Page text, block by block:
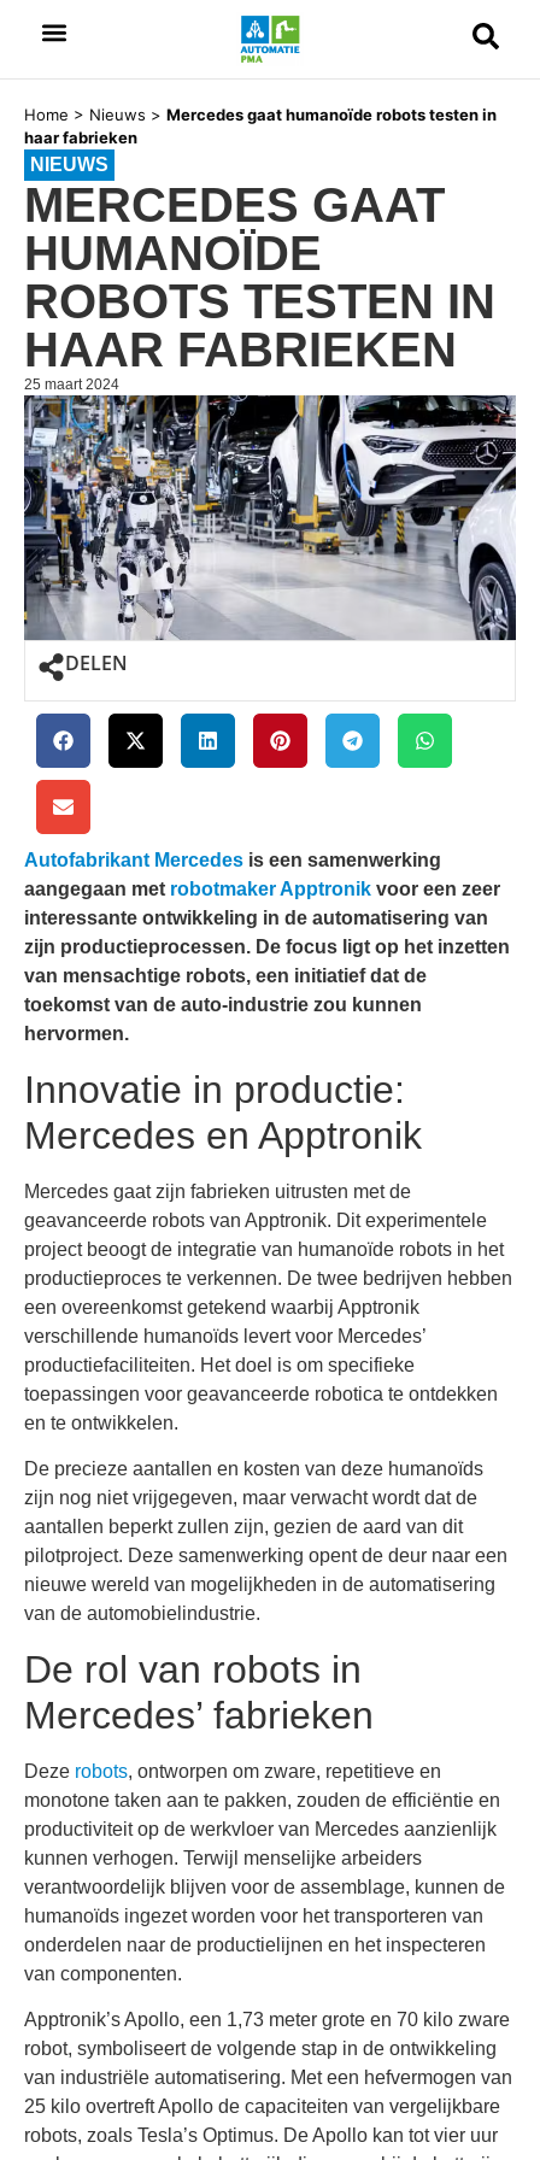
Home > Nieuws > Mercedes gaat humanoïde robots testen in
haar fabrieken
NIEUWS
MERCEDES GAAT
HUMANOÏDE
ROBOTS TESTEN IN
HAAR FABRIEKEN
25 maart 2024
DELEN
Autofabrikant Mercedes is een samenwerking
aangegaan met robotmaker Apptronik voor een zeer
interessante ontwikkeling in de automatisering van
zijn productieprocessen. De focus ligt op het inzetten
van mensachtige robots, een initiatief dat de
toekomst van de auto-industrie zou kunnen
hervormen.
Innovatie in productie:
Mercedes en Apptronik
Mercedes gaat zijn fabrieken uitrusten met de
geavanceerde robots van Apptronik. Dit experimentele
project beoogt de integratie van humanoïde robots in het
productieproces te verkennen. De twee bedrijven hebben
een overeenkomst getekend waarbij Apptronik
verschillende humanoïds levert voor Mercedes’
productiefaciliteiten. Het doel is om specifieke
toepassingen voor geavanceerde robotica te ontdekken
en te ontwikkelen.
De precieze aantallen en kosten van deze humanoïds
zijn nog niet vrijgegeven, maar verwacht wordt dat de
aantallen beperkt zullen zijn, gezien de aard van dit
pilotproject. Deze samenwerking opent de deur naar een
nieuwe wereld van mogelijkheden in de automatisering
van de automobielindustrie.
De rol van robots in
Mercedes’ fabrieken
Deze robots, ontworpen om zware, repetitieve en
monotone taken aan te pakken, zouden de efficiëntie en
productiviteit op de werkvloer van Mercedes aanzienlijk
kunnen verhogen. Terwijl menselijke arbeiders
verantwoordelijk blijven voor de assemblage, kunnen de
humanoïds ingezet worden voor het transporteren van
onderdelen naar de productielijnen en het inspecteren
van componenten.
Apptronik’s Apollo, een 1,73 meter grote en 70 kilo zware
robot, symboliseert de volgende stap in de ontwikkeling
van industriële automatisering. Met een hefvermogen van
25 kilo overtreft Apollo de capaciteiten van vergelijkbare
robots, zoals Tesla’s Optimus. De Apollo kan tot vier uur